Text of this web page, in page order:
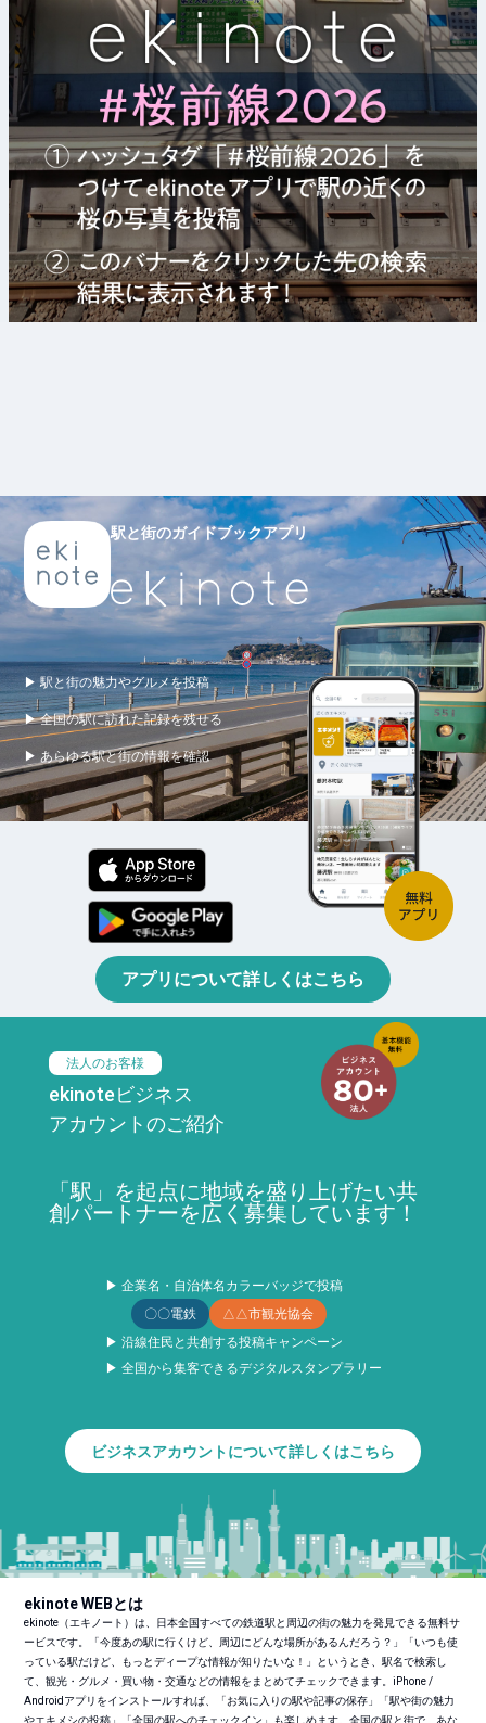
駅と街のガイドブックアプリ
▶ 駅と街の魅力やグルメを投稿
▶ 全国の駅に訪れた記録を残せる
▶ あらゆる駅と街の情報を確認
アプリについて詳しくはこちら
法人のお客様
ekinoteビジネス
アカウントのご紹介
「駅」を起点に地域を盛り上げたい共
創パートナーを広く募集しています！
▶ 企業名・自治体名カラーバッジで投稿
〇〇電鉄
△△市観光協会
▶ 沿線住民と共創する投稿キャンペーン
▶ 全国から集客できるデジタルスタンプラリー
ビジネスアカウントについて詳しくはこちら
ekinote WEBとは
ekinote（エキノート）は、日本全国すべての鉄道駅と周辺の街の魅力を発見できる無料サ
ービスです。「今度あの駅に行くけど、周辺にどんな場所があるんだろう？」「いつも使
っている駅だけど、もっとディープな情報が知りたいな！」というとき、駅名で検索し
て、観光・グルメ・買い物・交通などの情報をまとめてチェックできます。iPhone /
Androidアプリをインストールすれば、「お気に入りの駅や記事の保存」「駅や街の魅力
やエキメシの投稿」「全国の駅へのチェックイン」も楽しめます。全国の駅と街で、あな